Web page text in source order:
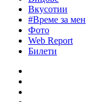
Вкусотии
#Време за мен
Фото
Web Report
Билети